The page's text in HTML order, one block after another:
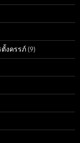
งครรภ์(9)